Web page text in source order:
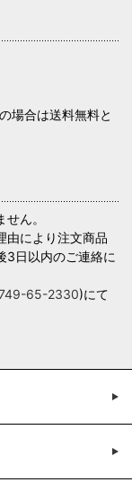
場合は送料無料と
ん。
由により注文商品
3日以内のご連絡に
65-2330)にて